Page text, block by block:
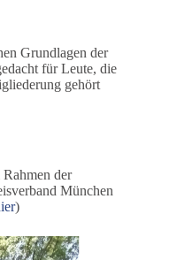
Grundlagen der
für Leute, die
gehört
der
München
)